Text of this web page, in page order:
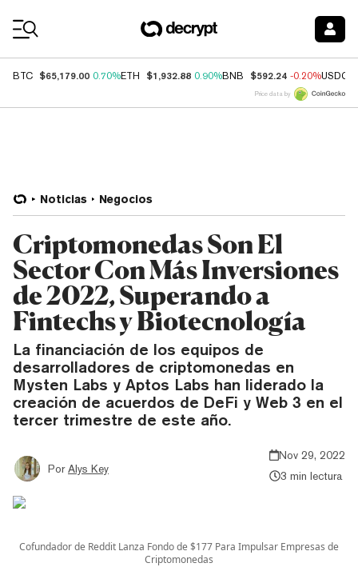
BTC $65,179.00 0.70%ETH $1,932.88 0.90%BNB $592.24 -0.20%USDC
Price data by
Noticias Negocios
Criptomonedas Son El
Sector Con Más Inversiones
de 2022, Superando a
Fintechs y Biotecnología
La financiación de los equipos de
desarrolladores de criptomonedas en
Mysten Labs y Aptos Labs han liderado la
creación de acuerdos de DeFi y Web 3 en el
tercer trimestre de este año.
Por Alys Key
Nov 29, 2022
3 min lectura
Cofundador de Reddit Lanza Fondo de $177 Para Impulsar Empresas de
Criptomonedas